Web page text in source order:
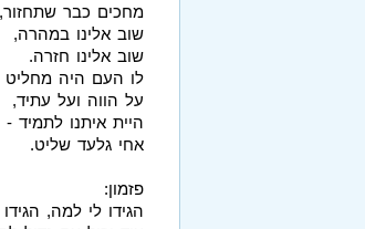
מחכים כבר שתחזור,
שוב אלינו במהרה,
שוב אלינו חזרה.
לו העם היה מחליט
על הווה ועל עתיד,
היית איתנו לתמיד -
אחי גלעד שליט.
פזמון:
הגידו לי למה,